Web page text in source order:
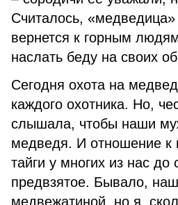
Считалось,
вернется к горным
наслать беду на своих
Сегодня охота на
каждого охотника. Но,
слышала, чтобы наши
медведя. И отношение к
тайги у многих из нас до
предвзятое. Бывало,
медвежатиной, но я,